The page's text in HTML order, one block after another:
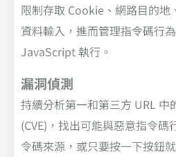
限制存取 Cookie、網路目的地
資料輸入，進而管理指令碼行
JavaScript 執行。
漏洞偵測
持續分析第一和第三方 URL 中
(CVE)，找出可能與惡意指令碼
令碼來源，或只要按一下按鈕